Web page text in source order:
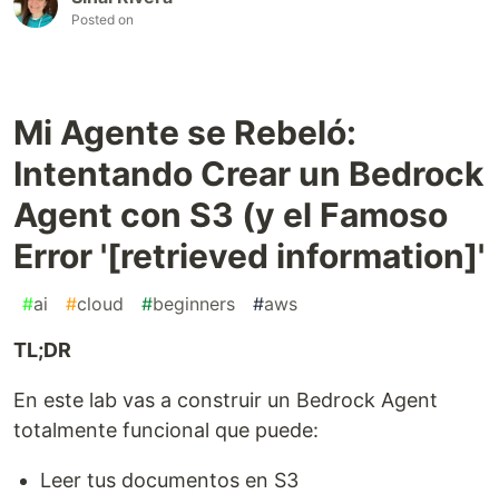
Posted on
Mi Agente se Rebeló:
Intentando Crear un Bedrock
Agent con S3 (y el Famoso
Error '[retrieved information]'
#ai #cloud #beginners #aws
TL;DR
En este lab vas a construir un Bedrock Agent
totalmente funcional que puede:
Leer tus documentos en S3